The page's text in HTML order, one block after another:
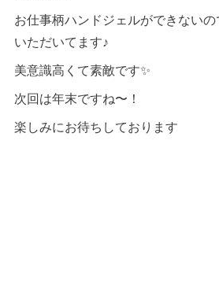
お仕事柄ハンドジェルができない
いただいてます♪
美意識高くて素敵です✨
次回は年末ですね〜！
楽しみにお待ちしております